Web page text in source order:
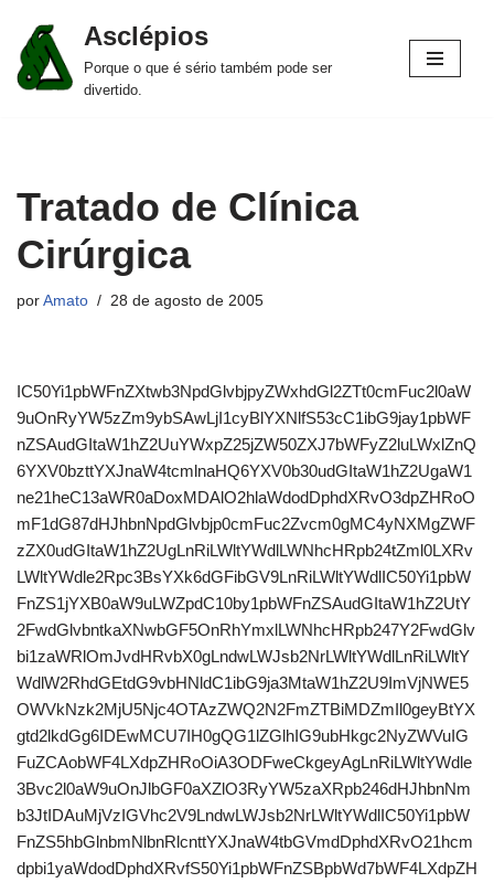
Pular
para
Asclépios
Porque o que é sério também pode ser
divertido.
Tratado de Clínica
Cirúrgica
por Amato 28 de agosto de 2005
IC50Yi1pbWFnZXtwb3NpdGlvbjpyZWxhdGl2ZTt0cmFuc2l0aW
9uOnRyYW5zZm9ybSAwLjI1cyBlYXNlfS53cC1ibG9jay1pbWF
nZSAudGItaW1hZ2UuYWxpZ25jZW50ZXJ7bWFyZ2luLWxlZnQ
6YXV0bzttYXJnaW4tcmlnaHQ6YXV0b30udGItaW1hZ2UgaW1
ne21heC13aWR0aDoxMDAlO2hlaWdodDphdXRvO3dpZHRoO
mF1dG87dHJhbnNpdGlvbjp0cmFuc2Zvcm0gMC4yNXMgZWF
zZX0udGItaW1hZ2UgLnRiLWltYWdlLWNhcHRpb24tZml0LXRv
LWltYWdle2Rpc3BsYXk6dGFibGV9LnRiLWltYWdlIC50Yi1pbW
FnZS1jYXB0aW9uLWZpdC10by1pbWFnZSAudGItaW1hZ2UtY
2FwdGlvbntkaXNwbGF5OnRhYmxlLWNhcHRpb247Y2FwdGlv
bi1zaWRlOmJvdHRvbX0gLndwLWJsb2NrLWltYWdlLnRiLWltY
WdlW2RhdGEtdG9vbHNldC1ibG9ja3MtaW1hZ2U9ImVjNWE5
OWVkNzk2MjU5Njc4OTAzZWQ2N2FmZTBiMDZmIl0geyBtYX
gtd2lkdGg6IDEwMCU7IH0gQG1lZGlhIG9ubHkgc2NyZWVuIG
FuZCAobWF4LXdpZHRoOiA3ODFweCkgeyAgLnRiLWltYWdle
3Bvc2l0aW9uOnJlbGF0aXZlO3RyYW5zaXRpb246dHJhbnNm
b3JtIDAuMjVzIGVhc2V9LndwLWJsb2NrLWltYWdlIC50Yi1pbW
FnZS5hbGlnbmNlbnRlcnttYXJnaW4tbGVmdDphdXRvO21hcm
dpbi1yaWdodDphdXRvfS50Yi1pbWFnZSBpbWd7bWF4LXdpZH